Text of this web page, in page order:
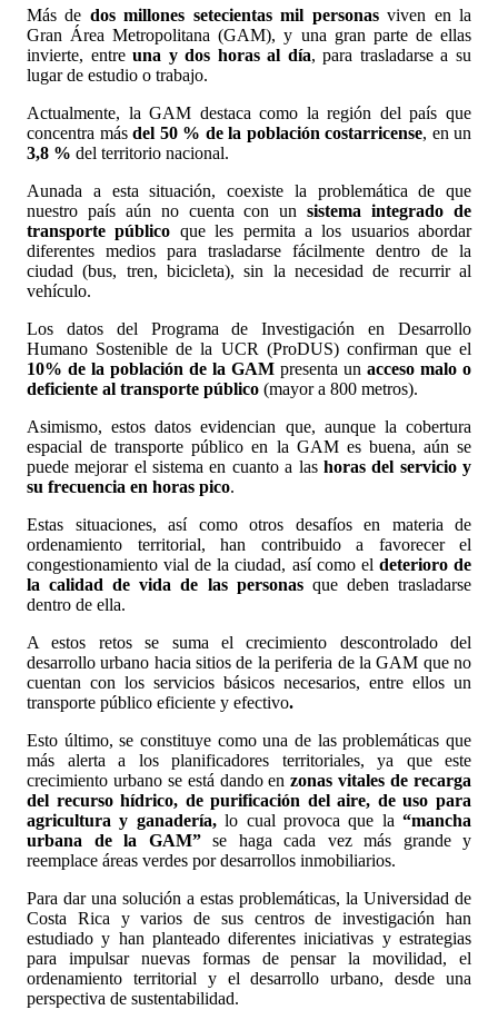
Más de dos millones setecientas mil personasviven en la
Gran Área Metropolitana (GAM), y una gran parte de ellas
invierte, entreuna y dos horas al día, para trasladarse a su
lugar de estudio o trabajo.
Actualmente, la GAM destaca como la región del país que
concentra más del 50 % de la población costarricense, en un
3,8 % del territorio nacional.
Aunada a esta situación, coexiste la problemática de que
nuestro país aún no cuenta con unsistema integrado de
transporte público que les permita a los usuarios abordar
diferentes medios para trasladarse fácilmente dentro de la
ciudad (bus, tren, bicicleta), sin la necesidad de recurrir al
vehículo.
Los datos del Programa de Investigación en Desarrollo
Humano Sostenible de la UCR (ProDUS) confirman que el
10% de la población de la GAM presenta un acceso malo o
deficiente al transporte público (mayor a 800 metros).
Asimismo, estos datos evidencian que, aunque la cobertura
espacial de transporte público en la GAM es buena, aún se
puede mejorar el sistema en cuanto a las horas del servicio y
su frecuencia en horas pico.
Estas situaciones, así como otros desafíos en materia de
ordenamiento territorial, han contribuido a favorecer el
congestionamiento vial de la ciudad, así como el deterioro de
la calidad de vida de las personasque deben trasladarse
dentro de ella.
A estos retos se suma el crecimiento descontrolado del
desarrollo urbano hacia sitios de la periferia de la GAM que no
cuentan con los servicios básicos necesarios, entre ellos un
transporte público eficiente y efectivo.
Esto último, se constituye como una de las problemáticas que
más alerta a los planificadores territoriales, ya que este
crecimiento urbano se está dando enzonas vitales de recarga
del recurso hídrico, de purificación del aire, de uso para
agricultura y ganadería,lo cual provoca que la “mancha
urbana de la GAM”se haga cada vez más grande y
reemplace áreas verdes por desarrollos inmobiliarios.
Para dar una solución a estas problemáticas, la Universidad de
Costa Rica y varios de sus centros de investigación han
estudiado y han planteado diferentes iniciativas y estrategias
para impulsar nuevas formas de pensar la movilidad, el
ordenamiento territorial y el desarrollo urbano, desde una
perspectiva de sustentabilidad.